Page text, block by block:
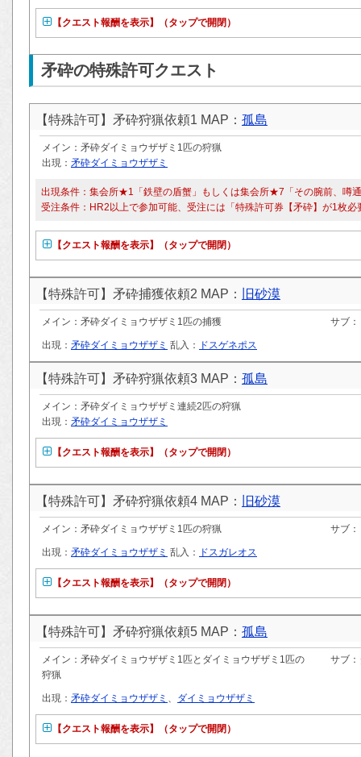
【クエスト報酬を表示】（タップで開閉）
矛砕の特殊許可クエスト
【特殊許可】矛砕狩猟依頼1 MAP： 孤島
メイン：矛砕ダイミョウザザミ1匹の狩猟
出現： 矛砕ダイミョウザザミ
出現条件：集会所★1「鉄壁の盾蟹」もしくは集会所★7「その腕前、噂
受注条件：HR2以上で参加可能、受注には「特殊許可券【矛砕】が1枚必
【クエスト報酬を表示】（タップで開閉）
【特殊許可】矛砕捕獲依頼2 MAP： 旧砂漠
メイン：矛砕ダイミョウザザミ1匹の捕獲 サブ
出現： 矛砕ダイミョウザザミ 乱入： ドスゲネポス
【特殊許可】矛砕狩猟依頼3 MAP： 孤島
メイン：矛砕ダイミョウザザミ連続2匹の狩猟
出現： 矛砕ダイミョウザザミ
【クエスト報酬を表示】（タップで開閉）
【特殊許可】矛砕狩猟依頼4 MAP： 旧砂漠
メイン：矛砕ダイミョウザザミ1匹の狩猟 サブ
出現： 矛砕ダイミョウザザミ 乱入： ドスガレオス
【クエスト報酬を表示】（タップで開閉）
【特殊許可】矛砕狩猟依頼5 MAP： 孤島
メイン：矛砕ダイミョウザザミ1匹とダイミョウザザミ1匹の
狩猟
サブ
出現： 矛砕ダイミョウザザミ 、 ダイミョウザザミ
【クエスト報酬を表示】（タップで開閉）